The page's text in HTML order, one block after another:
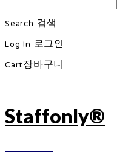
Search 검색
Log In 로그인
Cart장바구니
Staffonly®